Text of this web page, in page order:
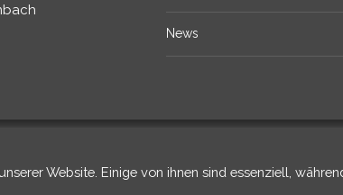
News
©
Website. Einige von ihnen sind essenziell,